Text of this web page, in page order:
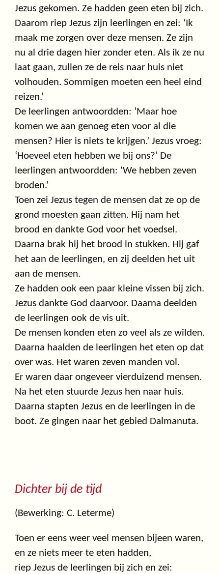
Jezus gekomen. Ze hadden geen eten bij zich.
Daarom riep Jezus zijn leerlingen en zei: ‘Ik
maak me zorgen over deze mensen. Ze zijn
nu al drie dagen hier zonder eten. Als ik ze nu
laat gaan, zullen ze de reis naar huis niet
volhouden. Sommigen moeten een heel eind
reizen.’
De leerlingen antwoordden: ‘Maar hoe
komen we aan genoeg eten voor al die
mensen? Hier is niets te krijgen.’ Jezus vroeg:
‘Hoeveel eten hebben we bij ons?’ De
leerlingen antwoordden: ‘We hebben zeven
broden.’
Toen zei Jezus tegen de mensen dat ze op de
grond moesten gaan zitten. Hij nam het
brood en dankte God voor het voedsel.
Daarna brak hij het brood in stukken. Hij gaf
het aan de leerlingen, en zij deelden het uit
aan de mensen.
Ze hadden ook een paar kleine vissen bij zich.
Jezus dankte God daarvoor. Daarna deelden
de leerlingen ook de vis uit.
De mensen konden eten zo veel als ze wilden.
Daarna haalden de leerlingen het eten op dat
over was. Het waren zeven manden vol.
Er waren daar ongeveer vierduizend mensen.
Na het eten stuurde Jezus hen naar huis.
Daarna stapten Jezus en de leerlingen in de
boot. Ze gingen naar het gebied Dalmanuta.
Dichter bij de tijd
(Bewerking: C. Leterme)
Toen er eens weer veel mensen bijeen waren,
en ze niets meer te eten hadden,
riep Jezus de leerlingen bij zich en zei: